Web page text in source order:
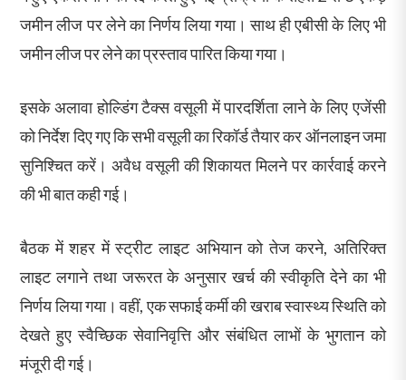
जमीन लीज पर लेने का निर्णय लिया गया। साथ ही एबीसी के लिए भी
जमीन लीज पर लेने का प्रस्ताव पारित किया गया।
इसके अलावा होल्डिंग टैक्स वसूली में पारदर्शिता लाने के लिए एजेंसी
को निर्देश दिए गए कि सभी वसूली का रिकॉर्ड तैयार कर ऑनलाइन जमा
सुनिश्चित करें। अवैध वसूली की शिकायत मिलने पर कार्रवाई करने
की भी बात कही गई।
बैठक में शहर में स्ट्रीट लाइट अभियान को तेज करने, अतिरिक्त
लाइट लगाने तथा जरूरत के अनुसार खर्च की स्वीकृति देने का भी
निर्णय लिया गया। वहीं, एक सफाई कर्मी की खराब स्वास्थ्य स्थिति को
देखते हुए स्वैच्छिक सेवानिवृत्ति और संबंधित लाभों के भुगतान को
मंजूरी दी गई।